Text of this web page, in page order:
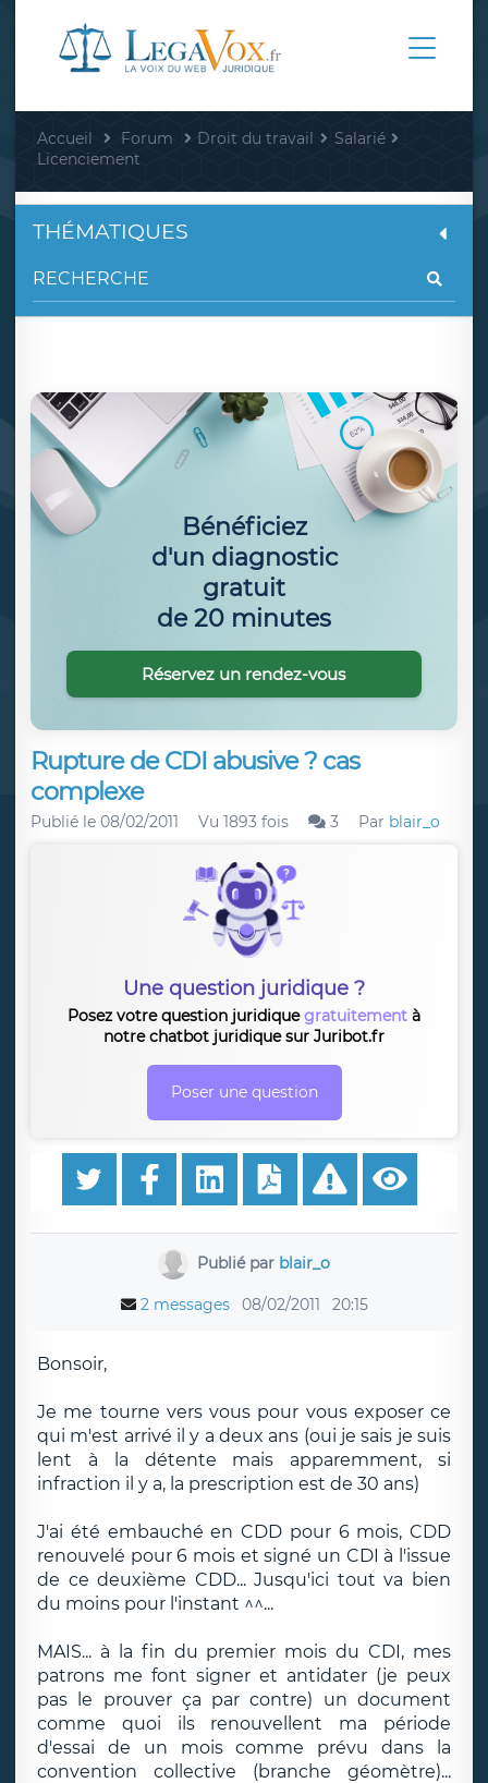
Accueil Forum Droit du travail
Salarié
Licenciement
Rupture de CDI abusive ? cas
complexe
Publié le 08/02/2011 Vu 1893 fois 3 Par blair_o
Une question juridique ?
Posez votre question juridiquegratuitement à
notre chatbot juridique sur Juribot.fr
Poser une question
Publié par blair_o
2 messages 08/02/2011 20:15
Bonsoir,
Je me tourne vers vous pour vous exposer ce
qui m'est arrivé il y a deux ans (oui je sais je suis
lent à la détente mais apparemment, si
infraction il y a, la prescription est de 30 ans)
J'ai été embauché en CDD pour 6 mois, CDD
renouvelé pour 6 mois et signé un CDI à l'issue
de ce deuxième CDD... Jusqu'ici tout va bien
du moins pour l'instant ^^...
MAIS... à la fin du premier mois du CDI, mes
patrons me font signer et antidater (je peux
pas le prouver ça par contre) un document
comme quoi ils renouvellent ma période
d'essai de un mois comme prévu dans la
convention collective (branche géomètre)...
THÉMATIQUES
Bénéficiez
d'un diagnostic
gratuit
de 20 minutes
Réservez un rendez-vous